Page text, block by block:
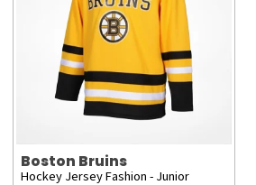
Boston Bruins
Hockey Jersey Fashion - Junior